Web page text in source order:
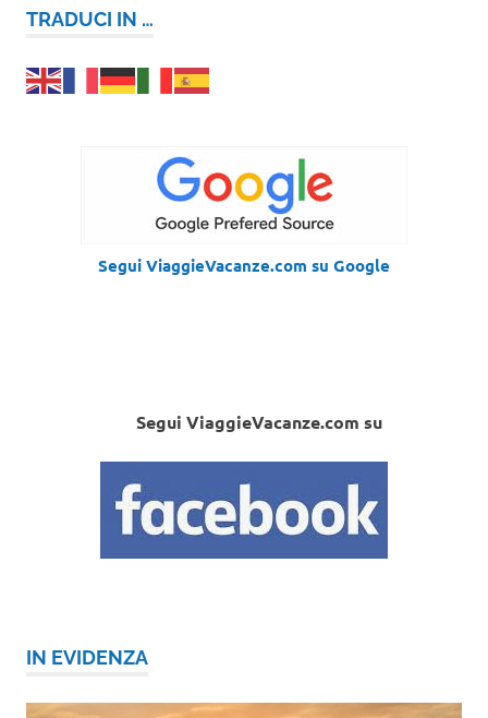
TRADUCI IN …
Segui ViaggieVacanze.com su Google
Segui ViaggieVacanze.com su
IN EVIDENZA